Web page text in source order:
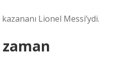
Lionel Messi’ydi.